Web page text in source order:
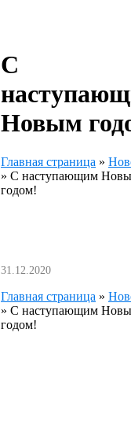
С
Новым
Главная страница »
» С наступающим
годом!
31.12.2020
Главная страница »
» С наступающим
годом!